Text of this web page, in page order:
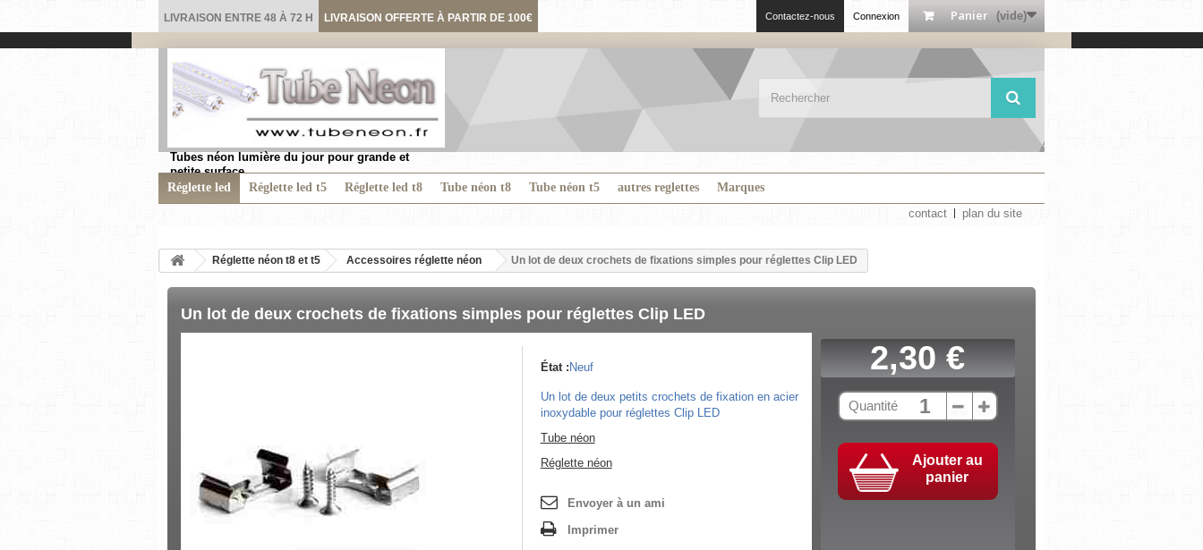
LIVRAISON ENTRE 48 À 72 H LIVRAISON OFFERTE À PARTIR DE 100€ Panier (vide)
Connexion
Contactez-nous
Tubes néon lumière du jour pour grande et
petite surface.
Réglette led
Réglette led t5 Réglette led t8 Tube néon t8 Tube néon t5 autres reglettes
Marques
contact
plan du site
Réglette néon t8 et t5 Accessoires réglette néon Un lot de deux crochets de fixations simples pour réglettes Clip LED
Un lot de deux crochets de fixations simples pour réglettes Clip LED
État : Neuf
Un lot de deux petits crochets de fixation en acier
inoxydable pour réglettes Clip LED
Tube néon
Réglette néon
Envoyer à un ami
Imprimer
2,30 €
Quantité
Ajouter au
panier